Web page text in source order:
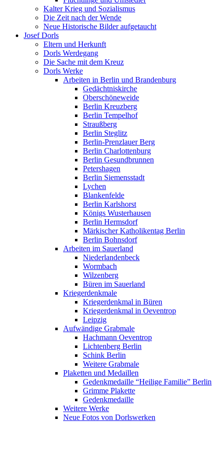
Kalter Krieg und Sozialismus
Die Zeit nach der Wende
Neue Historische Bilder aufgetaucht
Josef Dorls
Eltern und Herkunft
Dorls Werdegang
Die Sache mit dem Kreuz
Dorls Werke
Arbeiten in Berlin und Brandenburg
Gedächtniskirche
Oberschöneweide
Berlin Kreuzberg
Berlin Tempelhof
Straußberg
Berlin Steglitz
Berlin-Prenzlauer Berg
Berlin Charlottenburg
Berlin Gesundbrunnen
Petershagen
Berlin Siemensstadt
Lychen
Blankenfelde
Berlin Karlshorst
Königs Wusterhausen
Berlin Hermsdorf
Märkischer Katholikentag Berlin
Berlin Bohnsdorf
Arbeiten im Sauerland
Niederlandenbeck
Wormbach
Wilzenberg
Büren im Sauerland
Kriegerdenkmale
Kriegerdenkmal in Büren
Kriegerdenkmal in Oeventrop
Leipzig
Aufwändige Grabmale
Hachmann Oeventrop
Lichtenberg Berlin
Schink Berlin
Weitere Grabmale
Plaketten und Medaillen
Gedenkmedaille “Heilige Familie” Berlin
Grimme Plakette
Gedenkmedaille
Weitere Werke
Neue Fotos von Dorlswerken